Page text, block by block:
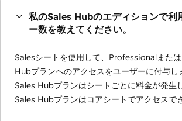
私のSales Hubのエディションで利
ー数を教えてください。
Salesシートを使用して、Professionalまた
Hubプランへのアクセスをユーザーに付与し
Sales Hubプランはシートごとに料金が発生
Sales Hubプランはコアシートでアクセスで